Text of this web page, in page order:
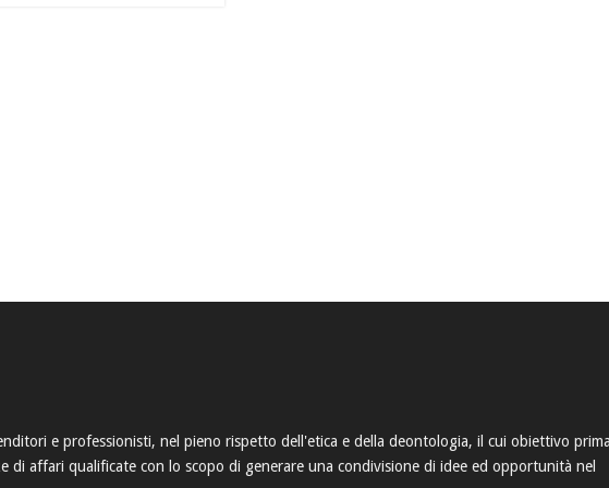
e professionisti, nel pieno rispetto dell'etica e della deontologia, il cui obiettivo
di affari qualificate con lo scopo di generare una condivisione di idee ed opportunità nel